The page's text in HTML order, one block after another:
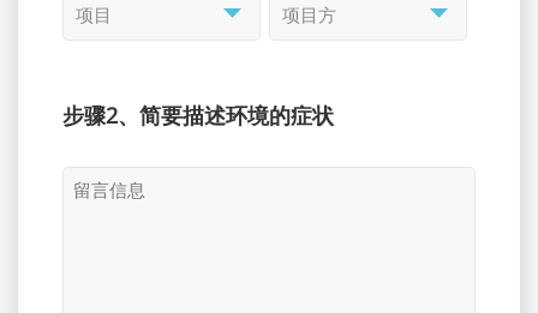
步骤2、简要描述环境的症状